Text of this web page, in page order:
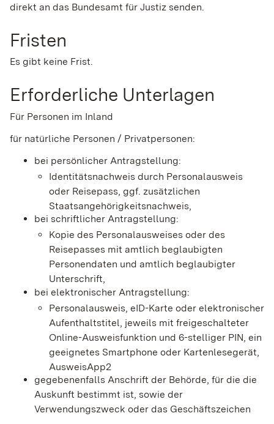
direkt an das Bundesamt für Justiz senden.
Fristen
Es gibt keine Frist.
Erforderliche Unterlagen
Für Personen im Inland
für natürliche Personen / Privatpersonen:
bei persönlicher Antragstellung:
Identitätsnachweis durch Personalausweis
oder Reisepass, ggf. zusätzlichen
Staatsangehörigkeitsnachweis,
bei schriftlicher Antragstellung:
Kopie des Personalausweises oder des
Reisepasses mit amtlich beglaubigten
Personendaten und amtlich beglaubigter
Unterschrift,
bei elektronischer Antragstellung:
Personalausweis, eID-Karte oder elektronischer
Aufenthaltstitel, jeweils mit freigeschalteter
Online-Ausweisfunktion und 6-stelliger PIN, ein
geeignetes Smartphone oder Kartenlesegerät,
AusweisApp2
gegebenenfalls Anschrift der Behörde, für die die
Auskunft bestimmt ist, sowie der
Verwendungszweck oder das Geschäftszeichen